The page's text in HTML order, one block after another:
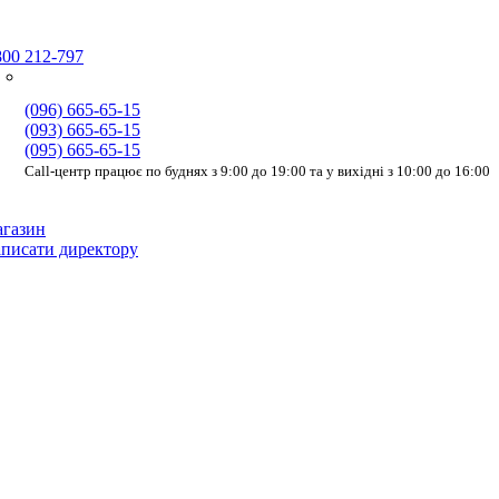
212-797
(096) 665-65-15
(093) 665-65-15
(095) 665-65-15
Call-центр працює по буднях з 9:00 до 19:00 та у вихідні з 10:00 до 16:00
директору